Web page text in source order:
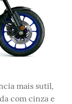
mais sutil,
com cinza e